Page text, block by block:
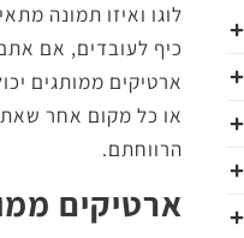
לוגו ואיזו תמונה
כיף לעובדים, אם
ארטיקים ממותגים
או כל מקום אחר
הרווחתם.
ארטיקים